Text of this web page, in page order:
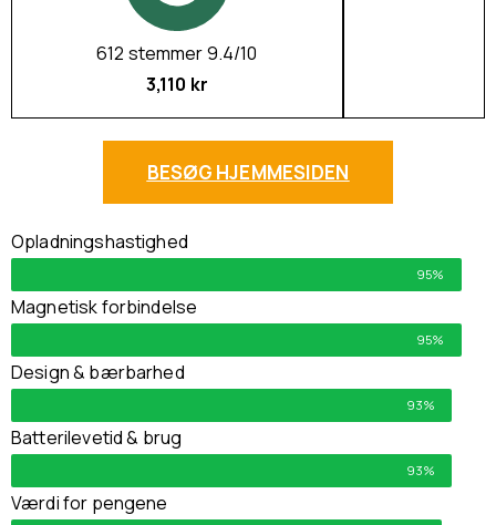
612 stemmer 9.4/10
3,110 kr
BESØG HJEMMESIDEN
Opladningshastighed
95%
Magnetisk forbindelse
95%
Design & bærbarhed
93%
Batterilevetid & brug
93%
Værdi for pengene